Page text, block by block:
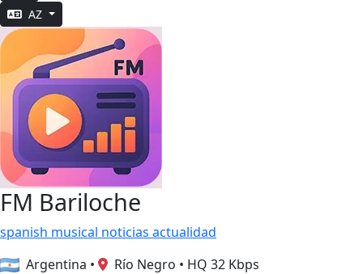
AZ
FM Bariloche
spanish musical noticias actualidad
Argentina • Río Negro • HQ 32 Kbps